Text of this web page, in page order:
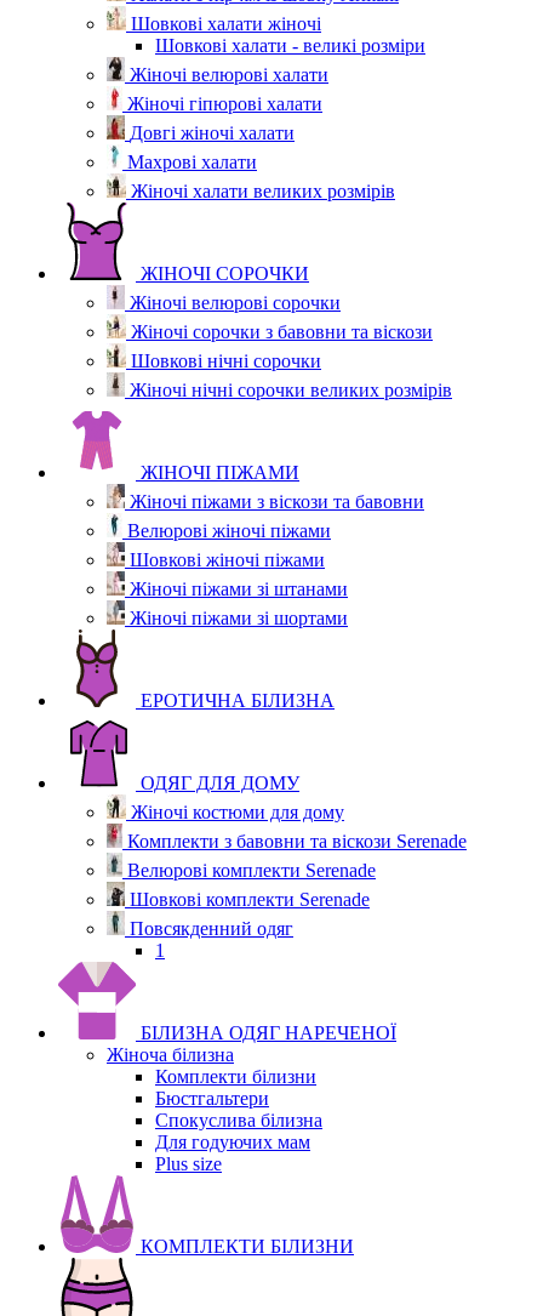
Шовкові халати жіночі
Шовкові халати - великі розміри
Жіночі велюрові халати
Жіночі гіпюрові халати
Довгі жіночі халати
Махрові халати
Жіночі халати великих розмірів
ЖІНОЧІ СОРОЧКИ
Жіночі велюрові сорочки
Жіночі сорочки з бавовни та віскози
Шовкові нічні сорочки
Жіночі нічні сорочки великих розмірів
ЖІНОЧІ ПІЖАМИ
Жіночі піжами з віскози та бавовни
Велюрові жіночі піжами
Шовкові жіночі піжами
Жіночі піжами зі штанами
Жіночі піжами зі шортами
ЕРОТИЧНА БІЛИЗНА
ОДЯГ ДЛЯ ДОМУ
Жіночі костюми для дому
Комплекти з бавовни та віскози Serenade
Велюрові комплекти Serenade
Шовкові комплекти Serenade
Повсякденний одяг
1
БІЛИЗНА ОДЯГ НАРЕЧЕНОЇ
Жіноча білизна
Комплекти білизни
Бюстгальтери
Спокуслива білизна
Для годуючих мам
Plus size
КОМПЛЕКТИ БІЛИЗНИ